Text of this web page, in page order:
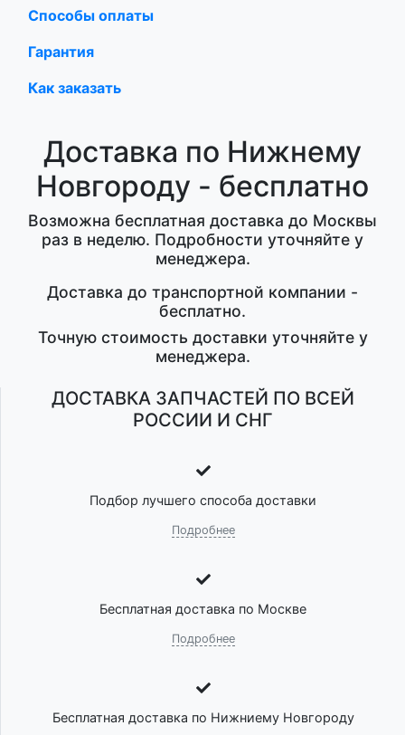
Способы оплаты
Гарантия
Как заказать
Доставка по Нижнему
Новгороду - бесплатно
Возможна бесплатная доставка до Москвы
раз в неделю. Подробности уточняйте у
менеджера.
Доставка до транспортной компании -
бесплатно.
Точную стоимость доставки уточняйте у
менеджера.
ДОСТАВКА ЗАПЧАСТЕЙ ПО ВСЕЙ
РОССИИ И СНГ
Подбор лучшего способа доставки
Подробнее
Бесплатная доставка по Москве
Подробнее
Бесплатная доставка по Нижниему Новгороду